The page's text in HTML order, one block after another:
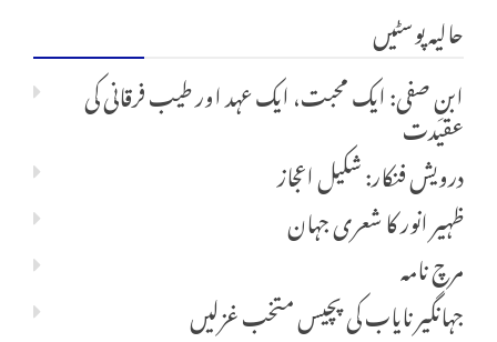
برائے:
حالیہ پوسٹیں
ابنِ صفی: ایک محبت، ایک عہد اور طیب فرقانی کی
عقیدت
درویش فنکار: شکیل اعجاز
ظہیر انور کا شعری جہان
مرچ نامہ
جہانگیر نایاب کی پچیس متخب غزلیں